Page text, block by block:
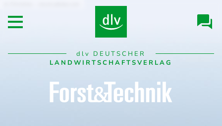
zum
Inhalt
Header/Navigation
Open main menu
Desktop
Navigation
dlv DEUTSCHER
LANDWIRTSCHAFTSVERLAG